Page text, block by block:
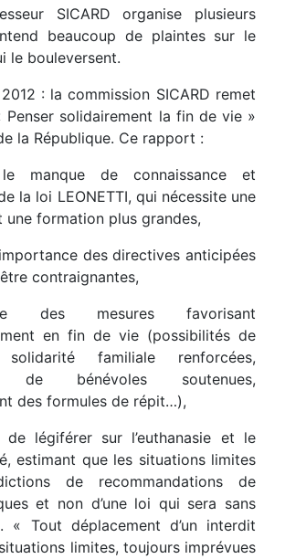
SICARD organise plusieurs
beaucoup de plaintes sur le
le bouleversent.
: la commission SICARD remet
solidairement la fin de vie »
la République. Ce rapport :
manque de connaissance et
la loi LEONETTI, qui nécessite une
une formation plus grandes,
des directives anticipées
contraignantes,
des mesures favorisant
en fin de vie (possibilités de
familiale renforcées,
de bénévoles soutenues,
des formules de répit…),
de légiférer sur l’euthanasie et le
estimant que les situations limites
de recommandations de
et non d’une loi qui sera sans
« Tout déplacement d’un interdit
limites, toujours imprévues